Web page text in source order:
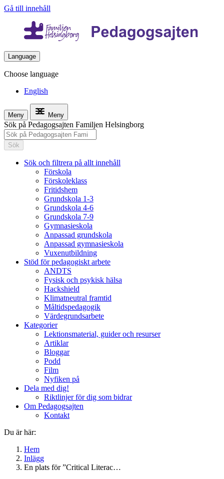
Gå till innehåll
Language
Choose language
English
Meny Meny
Sök på Pedagogsajten Familjen Helsingborg
Sök
Sök och filtrera på allt innehåll
Förskola
Förskoleklass
Fritidshem
Grundskola 1-3
Grundskola 4-6
Grundskola 7-9
Gymnasieskola
Anpassad grundskola
Anpassad gymnasieskola
Vuxenutbildning
Stöd för pedagogiskt arbete
ANDTS
Fysisk och psykisk hälsa
Hackshield
Klimatneutral framtid
Måltidspedagogik
Värdegrundsarbete
Kategorier
Lektionsmaterial, guider och resurser
Artiklar
Bloggar
Podd
Film
Nyfiken på
Dela med dig!
Riktlinjer för dig som bidrar
Om Pedagogsajten
Kontakt
Du är här:
Hem
Inlägg
En plats för ”Critical Literac…